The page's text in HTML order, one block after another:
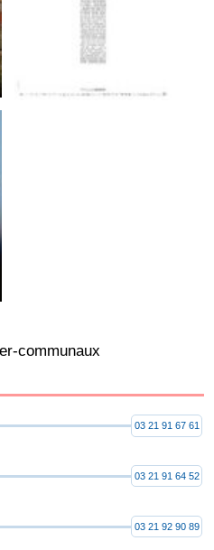
communaux
03 21 91 67 61
03 21 91 64 52
03 21 92 90 89